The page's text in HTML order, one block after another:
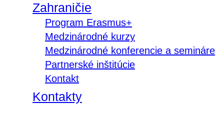
Zahraničie
Program Erasmus+
Medzinárodné kurzy
Medzinárodné konferencie a semináre
Partnerské inštitúcie
Kontakt
Kontakty